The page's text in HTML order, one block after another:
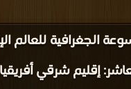
الجغرافية للعالم
إقليم شرقي أفريقيا